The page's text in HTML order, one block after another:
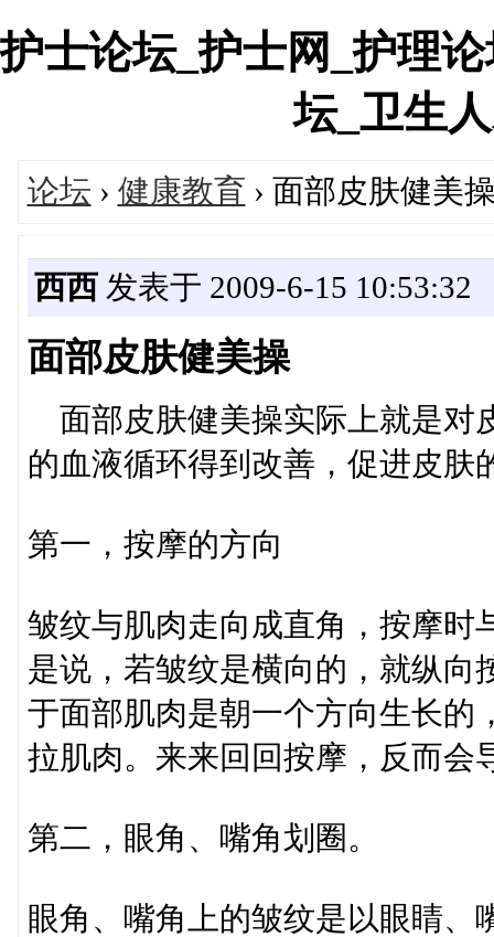
护士论坛_护士网_护理
坛_卫生
论坛 › 健康教育 › 面部皮肤健美
西西发表于 2009-6-15 10:53:32
面部皮肤健美操
面部皮肤健美操实际上就是对
的血液循环得到改善，促进皮肤
第一，按摩的方向
皱纹与肌肉走向成直角，按摩时
是说，若皱纹是横向的，就纵向
于面部肌肉是朝一个方向生长的
拉肌肉。来来回回按摩，反而会
第二，眼角、嘴角划圈。
眼角、嘴角上的皱纹是以眼睛、